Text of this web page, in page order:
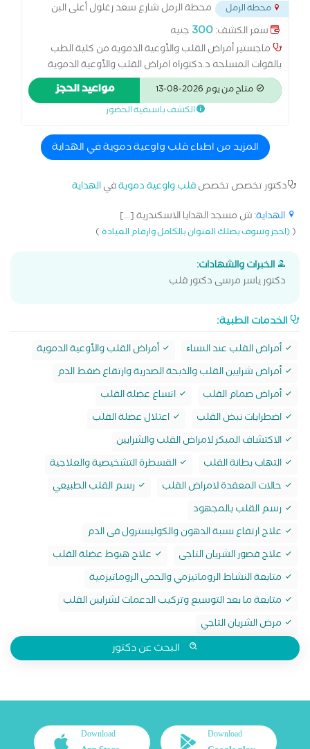
محطة الرمل
محطة الرمل شارع سعد زغلول أعلى البن
البرازيلي...
سعر الكشف:300 جنيه
ماجستير أمراض القلب والأوعية الدموية من كلية الطب
بالقوات المسلحه د.دكتوراه امراض القلب والأوعية الدموية
عضو الأكاديمية الطبيه العسكريه عضو الجمعيه الاوروبيه
لامراض القلب
متاح من يوم 2026-08-13 مواعيد الحجز
الكشف باسبقية الحضور
المزيد من اطباء قلب واوعية دموية في الهداية
دكتور تخصص تخصصقلب واوعية دمويةفيالهداية
الهداية: ش مسجد الهدايا الاسكندرية [...]
((احجز وسوف يصلك العنوان بالكامل وارقام العيادة)
الخبرات والشهادات:
دكتور ياسر مرسى دكتور قلب
الخدمات الطبية:
أمراض القلب عند النساﺀ
أمراض القلب والأوعية الدموية
أمراض شرايين القلب والذبحة الصدرية وارتقاع ضغط الدم
أمراض صمام القلب
اتساع عضلة القلب
اضطرابات نبض القلب
اعتلال عضلة القلب
الاكتشاف المبكر لامراض القلب والشرايين
التهاب بطانة القلب
القسطرة التشخيصية والعلاجية
حالات المعقدة لامراض القلب
رسم القلب الطبيعي
رسم القلب بالمجهود
علاج ارتفاع نسبة الدهون والكوليسترول فى الدم
علاج قصور الشريان التاجى
علاج هبوط عضلة القلب
متابعة النشاط الروماتيزمي والحمى الروماتيزمية
متابعة ما بعد التوسيع وتركيب الدعمات لشرايين القلب
مرض الشريان التاجي
البحث عن دكتور
Download
Download